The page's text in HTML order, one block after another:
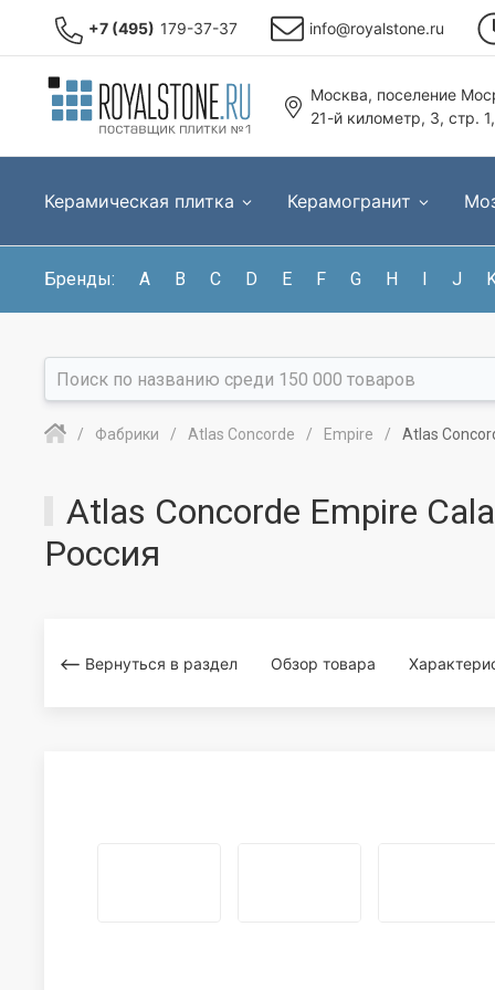
+7 (495) 179-37-37 info@royalstone.ru
Москва, поселение
21-й километр, 3, стр.
Керамическая плитка Керамогранит
Бренды: A B C D E F G H I J
Фабрики Atlas Concorde Empire Atlas
Atlas Concorde Empire
Россия
Вернуться в раздел Обзор товара